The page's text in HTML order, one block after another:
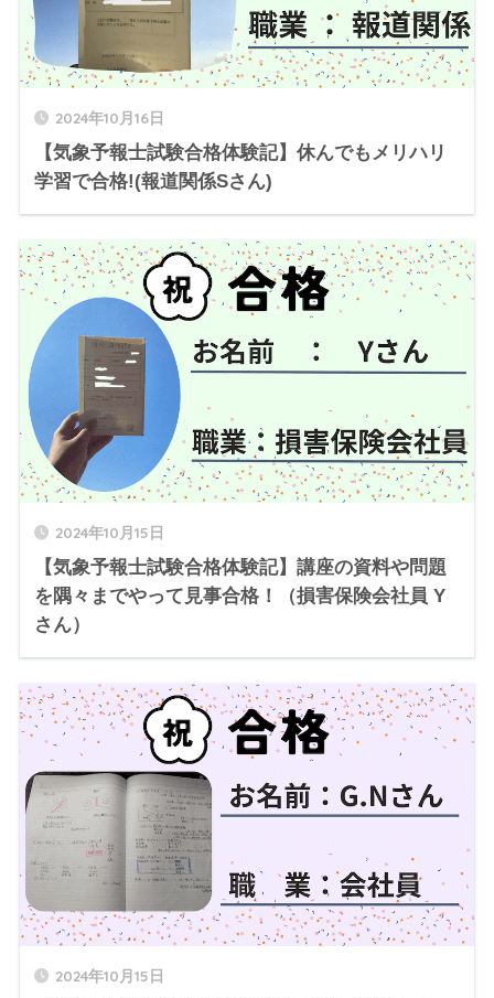
2024年10月16日
【気象予報士試験合格体験記】休んでもメリハリ
学習で合格!(報道関係Sさん)
2024年10月15日
【気象予報士試験合格体験記】講座の資料や問題
を隅々までやって見事合格！（損害保険会社員 Y
さん）
2024年10月15日